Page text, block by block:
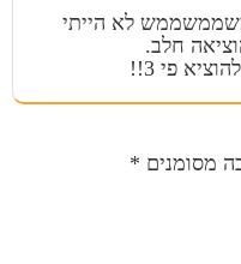
1
מתוך
5
לא הייתי
חלב.
פי 3!!
מסומנים *